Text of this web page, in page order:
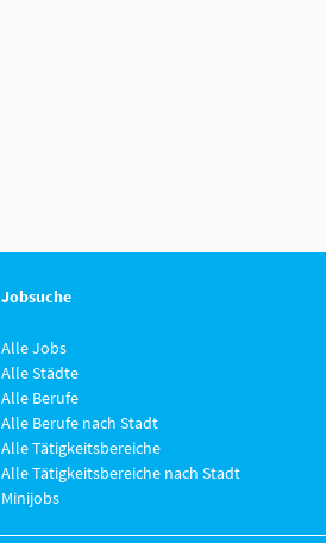
Jobsuche
Alle Jobs
Alle Städte
Alle Berufe
Alle Berufe nach Stadt
Alle Tätigkeitsbereiche
Alle Tätigkeitsbereiche nach Stadt
Minijobs